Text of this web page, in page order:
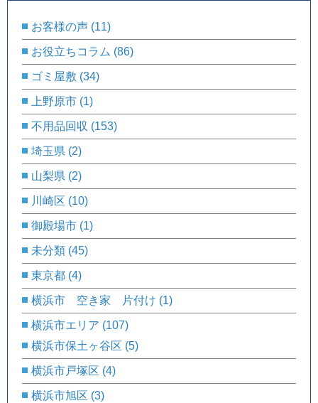
お客様の声 (11)
お役立ちコラム (86)
ゴミ屋敷 (34)
上野原市 (1)
不用品回収 (153)
埼玉県 (2)
山梨県 (2)
川崎区 (10)
御殿場市 (1)
未分類 (45)
東京都 (4)
横浜市 空き家 片付け (1)
横浜市エリア (107)
横浜市保土ヶ谷区 (5)
横浜市戸塚区 (4)
横浜市旭区 (3)